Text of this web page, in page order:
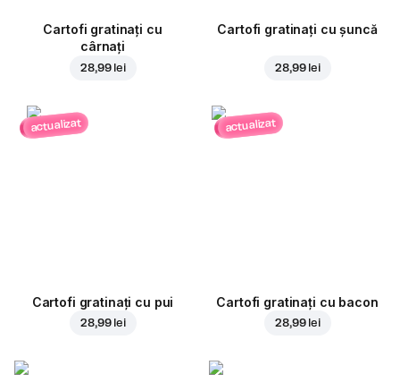
Cartofi gratinați cu
cârnați
28,99 lei
Cartofi gratinați cu șuncă
28,99 lei
actualizat
Cartofi gratinați cu pui
28,99 lei
actualizat
Cartofi gratinați cu bacon
28,99 lei